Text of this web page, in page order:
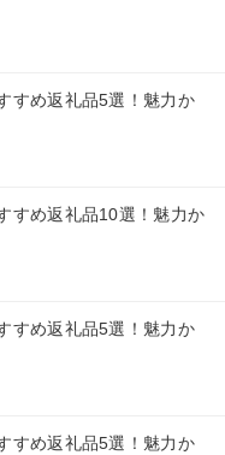
すめ返礼品5選！魅力か
すめ返礼品10選！魅力か
すめ返礼品5選！魅力か
すめ返礼品5選！魅力か